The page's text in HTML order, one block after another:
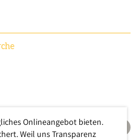
WASSER
Onlineangebot bieten.
Weil uns Transparenz